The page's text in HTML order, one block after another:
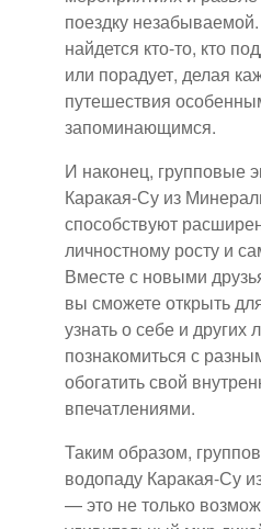
поездку
найдется кто-то, кто
или порадует, делая
путешествия
запоминающимся.
И наконец, групповые
Каракая-Су из
способствуют
личностному росту и
Вместе с новыми
вы сможете открыть
узнать о себе и других
познакомиться с
обогатить свой
впечатлениями.
Таким образом,
водопаду Каракая-Су
— это не только